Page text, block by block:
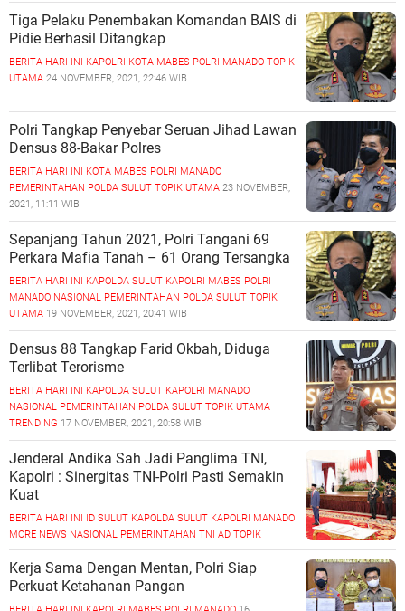
Tiga Pelaku Penembakan Komandan BAIS di
Pidie Berhasil Ditangkap
BERITA HARI INI KAPOLRI KOTA MABES POLRI MANADO TOPIK
UTAMA 24 NOVEMBER, 2021, 22:46 WIB
Polri Tangkap Penyebar Seruan Jihad Lawan
Densus 88-Bakar Polres
BERITA HARI INI KOTA MABES POLRI MANADO
PEMERINTAHAN POLDA SULUT TOPIK UTAMA 23 NOVEMBER,
2021, 11:11 WIB
Sepanjang Tahun 2021, Polri Tangani 69
Perkara Mafia Tanah – 61 Orang Tersangka
BERITA HARI INI KAPOLDA SULUT KAPOLRI MABES POLRI
MANADO NASIONAL PEMERINTAHAN POLDA SULUT TOPIK
UTAMA 19 NOVEMBER, 2021, 20:41 WIB
Densus 88 Tangkap Farid Okbah, Diduga
Terlibat Terorisme
BERITA HARI INI KAPOLDA SULUT KAPOLRI MANADO
NASIONAL PEMERINTAHAN POLDA SULUT TOPIK UTAMA
TRENDING 17 NOVEMBER, 2021, 20:58 WIB
Jenderal Andika Sah Jadi Panglima TNI,
Kapolri : Sinergitas TNI-Polri Pasti Semakin
Kuat
BERITA HARI INI ID SULUT KAPOLDA SULUT KAPOLRI MANADO
MORE NEWS NASIONAL PEMERINTAHAN TNI AD TOPIK
UTAMA 17 NOVEMBER, 2021, 20:54 WIB
Kerja Sama Dengan Mentan, Polri Siap
Perkuat Ketahanan Pangan